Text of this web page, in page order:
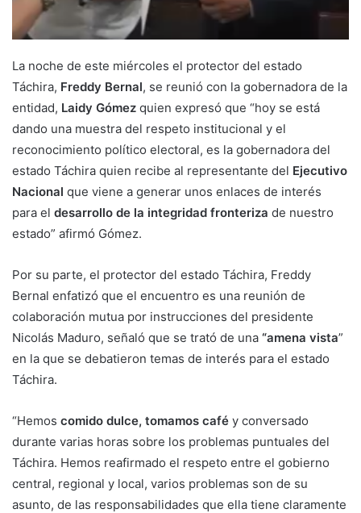
La noche de este miércoles el protector del estado
Táchira, Freddy Bernal, se reunió con la gobernadora de la
entidad, Laidy Gómez quien expresó que “hoy se está
dando una muestra del respeto institucional y el
reconocimiento político electoral, es la gobernadora del
estado Táchira quien recibe al representante del Ejecutivo
Nacional que viene a generar unos enlaces de interés
para el desarrollo de la integridad fronteriza de nuestro
estado” afirmó Gómez.
Por su parte, el protector del estado Táchira, Freddy
Bernal enfatizó que el encuentro es una reunión de
colaboración mutua por instrucciones del presidente
Nicolás Maduro, señaló que se trató de una “amena vista”
en la que se debatieron temas de interés para el estado
Táchira.
“Hemos comido dulce, tomamos café y conversado
durante varias horas sobre los problemas puntuales del
Táchira. Hemos reafirmado el respeto entre el gobierno
central, regional y local, varios problemas son de su
asunto, de las responsabilidades que ella tiene claramente